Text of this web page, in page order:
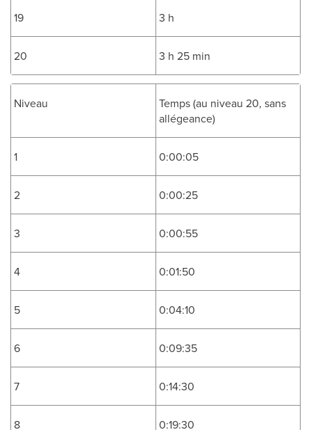
19 3 h
20 3 h 25 min
Niveau
Temps (au niveau 20, sans
allégeance)
1 0:00:05
2 0:00:25
3 0:00:55
4 0:01:50
5 0:04:10
6 0:09:35
7 0:14:30
8 0:19:30